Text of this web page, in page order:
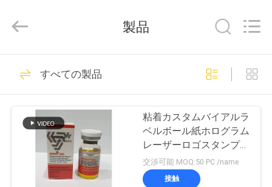
プ
2017
Reserved.
ガラス ガラスびん
のラベル
301
製品
すべての製品
粘着カスタムバイアルラ
ベルボール紙ホログラム
レーザーロゴスタンプ印
刷ラベル
交渉可能 MOQ:50 PC /name
接触